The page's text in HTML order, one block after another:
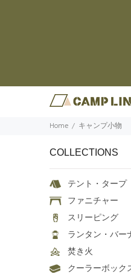
Home キャンプ小物
COLLECTIONS
テント・タープ
ファニチャー
スリーピング
ランタン・バー
焚き火
クーラーボック